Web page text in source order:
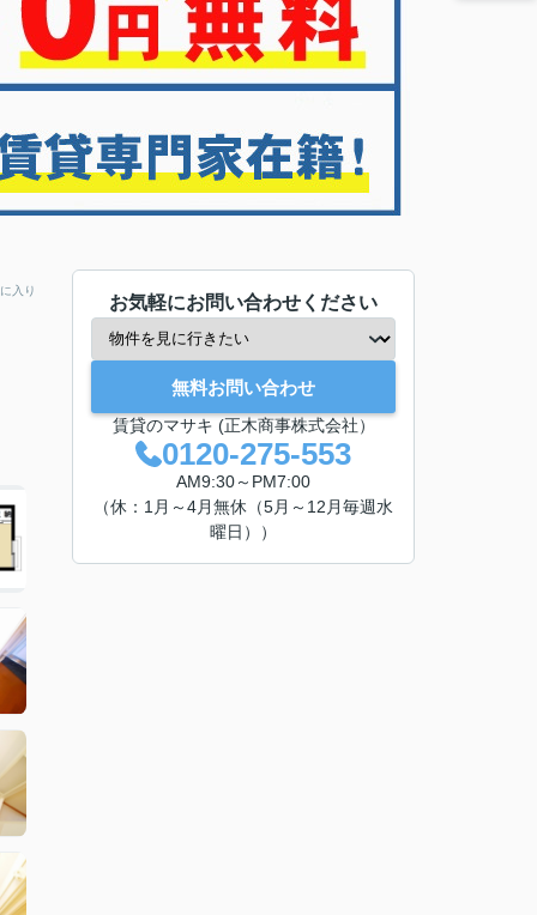
入り
お気軽にお問い合わせください
無料お問い合わせ
賃貸のマサキ (正木商事株式会社）
0120-275-553
AM9:30～PM7:00
（休：1月～4月無休（5月～12月毎週水
曜日））